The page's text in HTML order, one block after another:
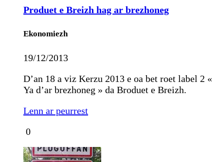
Produet e Breizh hag ar brezhoneg
Ekonomiezh
19/12/2013
D’an 18 a viz Kerzu 2013 e oa bet roet label 2 «
Ya d’ar brezhoneg » da Broduet e Breizh.
Lenn ar peurrest
0